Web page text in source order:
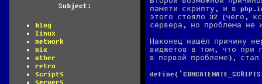
Subject:
blog
linux
network
nix
other
retro
scripts
памяти скрипту, и в
этого стояло 32 (чего,
сервера, но проблема не
Наконец нашёл причину
виджетов в том, что при
в первой проблеме),